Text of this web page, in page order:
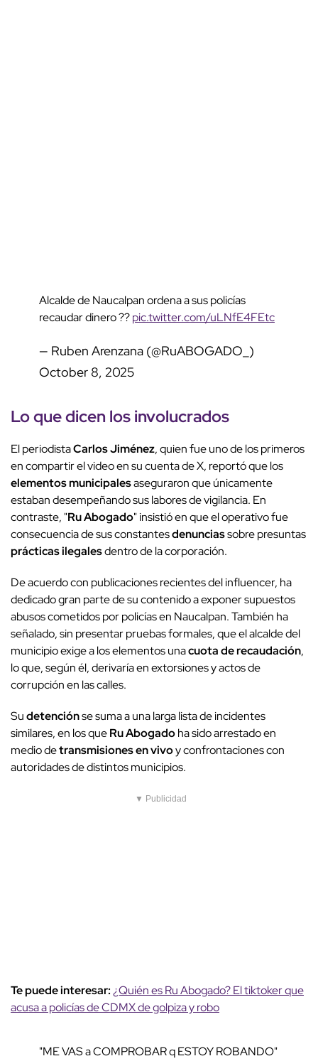
Alcalde de Naucalpan ordena a sus policías
recaudar dinero ??pic.twitter.com/uLNfE4FEtc
— Ruben Arenzana (@RuABOGADO_)
October 8, 2025
Lo que dicen los involucrados
El periodistaCarlos Jiménez, quien fue uno de los primeros
en compartir el video en su cuenta de X, reportó que los
elementos municipalesaseguraron que únicamente
estaban desempeñando sus labores de vigilancia. En
contraste, "Ru Abogado" insistió en que el operativo fue
consecuencia de sus constantesdenunciassobre presuntas
prácticas ilegalesdentro de la corporación.
De acuerdo con publicaciones recientes del influencer, ha
dedicado gran parte de su contenido a exponer supuestos
abusos cometidos por policías en Naucalpan. También ha
señalado, sin presentar pruebas formales, que el alcalde del
municipio exige a los elementos unacuota de recaudación,
lo que, según él, derivaría en extorsiones y actos de
corrupción en las calles.
Sudetenciónse suma a una larga lista de incidentes
similares, en los queRu Abogadoha sido arrestado en
medio detransmisiones en vivoy confrontaciones con
autoridades de distintos municipios.
▼ Publicidad
Te puede interesar:¿Quién es Ru Abogado? El tiktoker que
acusa a policías de CDMX de golpiza y robo
"ME VAS a COMPROBAR q ESTOY ROBANDO"